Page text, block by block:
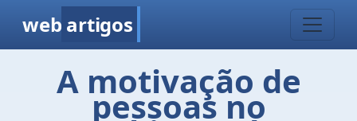
web artigos
A motivação de
pessoas no